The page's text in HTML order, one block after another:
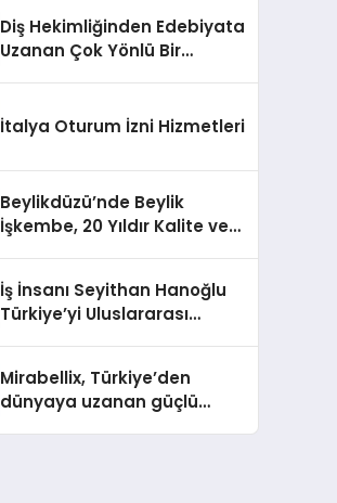
Diş Hekimliğinden Edebiyata
Uzanan Çok Yönlü Bir
İtalya Oturum İzni Hizmetleri
Beylikdüzü’nde Beylik
İşkembe, 20 Yıldır Kalite ve
İş İnsanı Seyithan Hanoğlu
Türkiye’yi Uluslararası
Mirabellix, Türkiye’den
dünyaya uzanan güçlü